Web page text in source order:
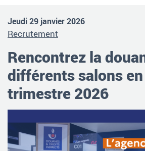
Jeudi 29 janvier 2026
Recrutement
Rencontrez la
différents salons
trimestre 2026